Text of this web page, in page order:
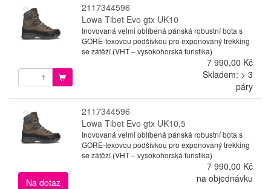
2117344596
Lowa Tibet Evo gtx UK10
Inovovaná velmi oblíbená pánská robustní bota s
GORE-texovou podšívkou pro exponovaný trekking
se zátěží (VHT – vysokohorská turistika)
7 990,00 Kč
Skladem: > 3
páry
2117344596
Lowa Tibet Evo gtx UK10,5
Inovovaná velmi oblíbená pánská robustní bota s
GORE-texovou podšívkou pro exponovaný trekking
se zátěží (VHT – vysokohorská turistika)
7 990,00 Kč
Na dotaz
na objednávku